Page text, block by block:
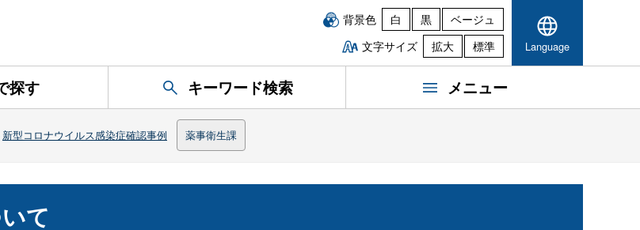
背景色 白 黒
ベージュ
文字サイズ
拡大 標準 Language
探す キーワード検索 メニュー
新型コロナウイルス感染症確認事例 薬事衛生課
て